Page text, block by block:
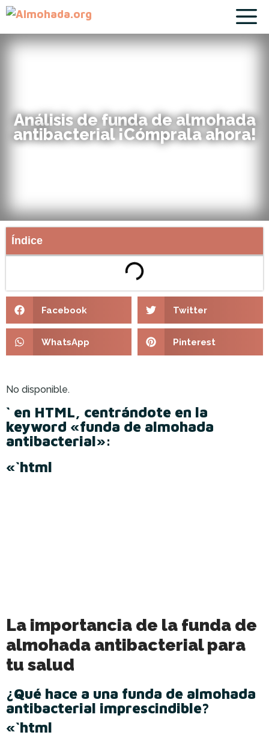
Análisis de funda de almohada
antibacterial ¡Cómprala ahora!
Índice
Facebook Twitter
WhatsApp Pinterest
No disponible.
` en HTML, centrándote en la
keyword «funda de almohada
antibacterial»:
«`html
La importancia de la funda de
almohada antibacterial para
tu salud
¿Qué hace a una funda de almohada
antibacterial imprescindible?
«`html